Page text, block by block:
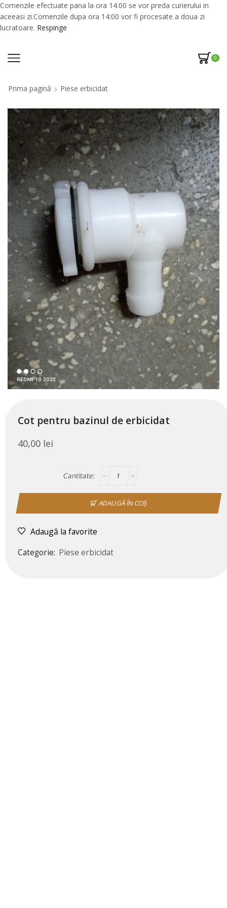
Comenzile efectuate pana la ora 14.00 se vor preda curierului in
aceeasi zi.Comenzile dupa ora 14:00 vor fi procesate a doua zi
lucratoare. Respinge
0
Prima pagină Piese erbicidat
Cot pentru bazinul de erbicidat
40,00 lei
ADAUGĂ ÎN COȘ
Adaugă la favorite
Categorie: Piese erbicidat